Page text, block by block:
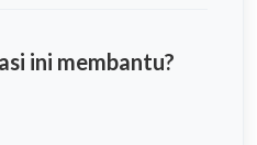
ini membantu?